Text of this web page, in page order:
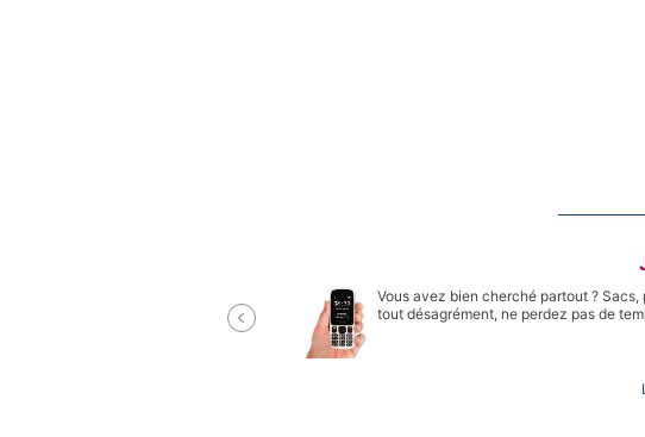
Vous avez bien cherché partout ?
tout désagrément, ne perdez pas de